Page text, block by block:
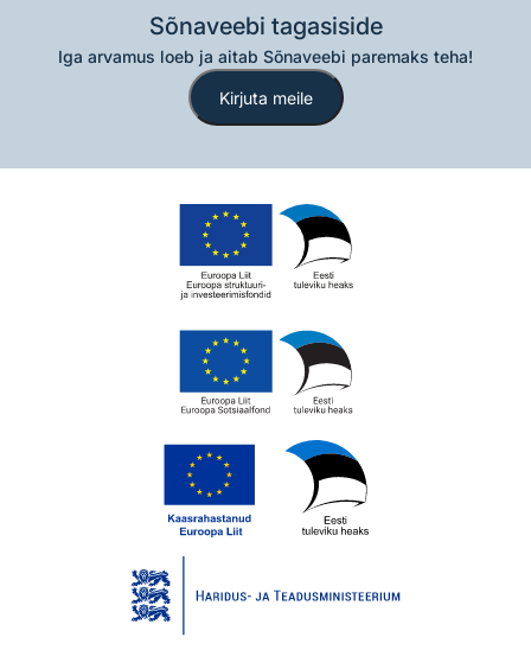
Sõnaveebi tagasiside
Iga arvamus loeb ja aitab Sõnaveebi paremaks teha!
Kirjuta meile